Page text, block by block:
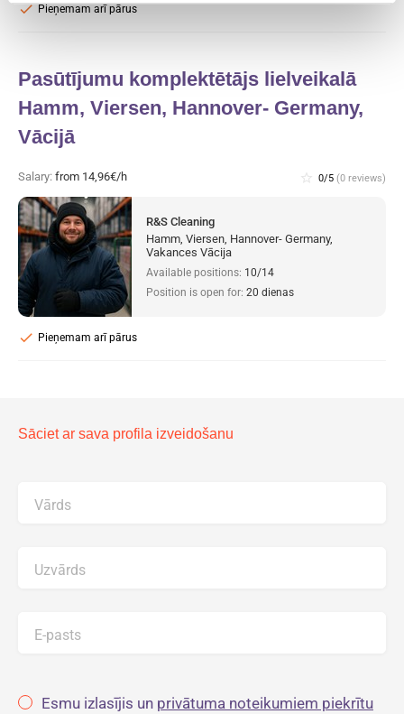
Pieņemam arī pārus
check
Pasūtījumu komplektētājs lielveikalā
Hamm, Viersen, Hannover- Germany,
Vācijā
Salary: from 14,96€/h star_border 0/5 (0 reviews)
R&S Cleaning
Hamm, Viersen, Hannover- Germany,
Vakances Vācija
Available positions: 10/14
Position is open for: 20 dienas
Pieņemam arī pārus
check
Sāciet ar sava profila izveidošanu
Vārds
Uzvārds
E-pasts
Esmu izlasījis un privātuma noteikumiem piekrītu